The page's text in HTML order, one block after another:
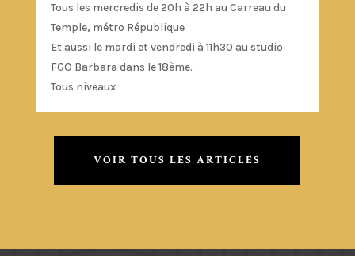
Tous les mercredis de 20h à 22h au Carreau du
Temple, métro République
Et aussi le mardi et vendredi à 11h30 au studio
FGO Barbara dans le 18ème.
Tous niveaux
VOIR TOUS LES ARTICLES